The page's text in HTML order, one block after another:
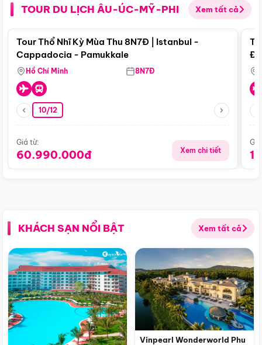
TOUR DU LỊCH ÂU-ÚC-MỸ-PHI Xem tất cả
Điểm nổi bật
Tour Thổ Nhĩ Kỳ Mùa Thu 8N7Đ | Istanbul -
Cappadocia - Pamukkale
Hồ Chí Minh 8N7Đ
10/12
Giá từ:
60.990.000đ Xem chi tiết
KHÁCH SẠN NỔI BẬT Xem tất cả
Vinpearl Wonderworld Phu